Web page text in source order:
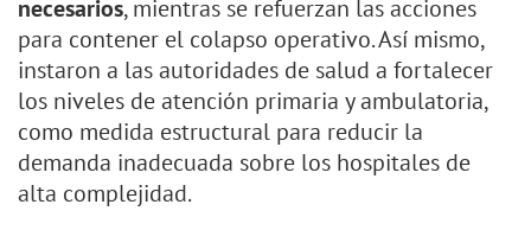
necesarios, mientras se refuerzan las acciones
para contener el colapso operativo. Así mismo,
instaron a las autoridades de salud a fortalecer
los niveles de atención primaria y ambulatoria,
como medida estructural para reducir la
demanda inadecuada sobre los hospitales de
alta complejidad.